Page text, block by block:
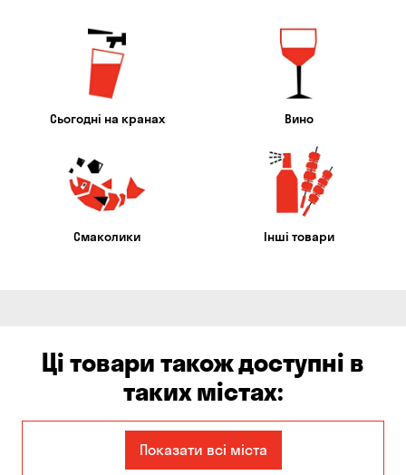
Сьогодні на кранах Вино
Смаколики Інші товари
Ці товари також доступні в
таких містах:
ЄлизаветівкаПоказати всі міста